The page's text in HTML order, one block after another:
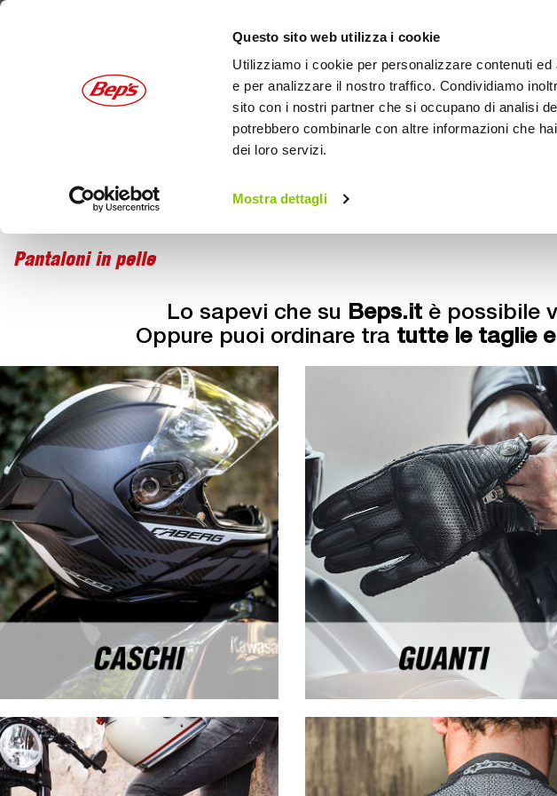
Questo sito web utilizza i cookie
Utilizziamo i cookie per personalizzare contenuti
e per analizzare il nostro traffico. Condividiamo
sito con i nostri partner che si occupano di analisi
potrebbero combinarle con altre informazioni che
dei loro servizi.
Mostra dettagli
Pantaloni in pelle
Lo sapevi che su Beps.it è possibile
Oppure puoi ordinare tra tutte le taglie